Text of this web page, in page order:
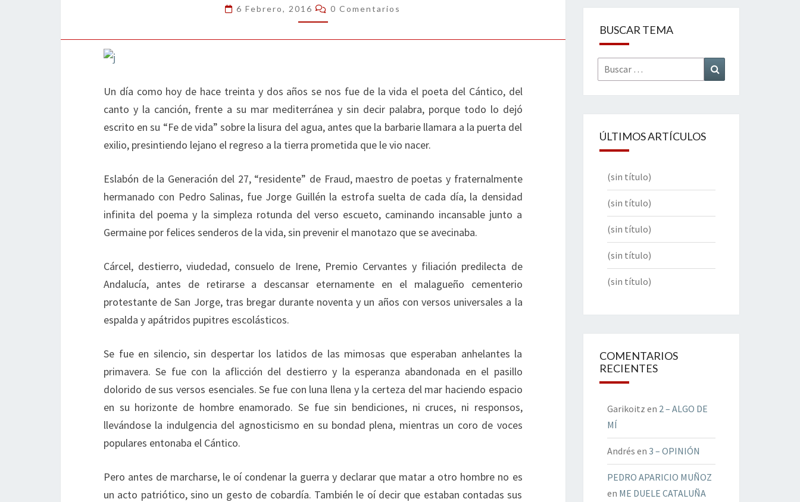
6 Febrero, 2016 Comentarios
0 Comentarios
Un día como hoy de hace treinta y dos años se nos fue de la vida el poeta del Cántico, del
canto y la canción, frente a su mar mediterránea y sin decir palabra, porque todo lo dejó
escrito en su “Fe de vida” sobre la lisura del agua, antes que la barbarie llamara a la puerta del
exilio, presintiendo lejano el regreso a la tierra prometida que le vio nacer.
Eslabón de la Generación del 27, “residente” de Fraud, maestro de poetas y fraternalmente
hermanado con Pedro Salinas, fue Jorge Guillén la estrofa suelta de cada día, la densidad
infinita del poema y la simpleza rotunda del verso escueto, caminando incansable junto a
Germaine por felices senderos de la vida, sin prevenir el manotazo que se avecinaba.
Cárcel, destierro, viudedad, consuelo de Irene, Premio Cervantes y filiación predilecta de
Andalucía, antes de retirarse a descansar eternamente en el malagueño cementerio
protestante de San Jorge, tras bregar durante noventa y un años con versos universales a la
espalda y apátridos pupitres escolásticos.
Se fue en silencio, sin despertar los latidos de las mimosas que esperaban anhelantes la
primavera. Se fue con la aflicción del destierro y la esperanza abandonada en el pasillo
dolorido de sus versos esenciales. Se fue con luna llena y la certeza del mar haciendo espacio
en su horizonte de hombre enamorado. Se fue sin bendiciones, ni cruces, ni responsos,
llevándose la indulgencia del agnosticismo en su bondad plena, mientras un coro de voces
populares entonaba el Cántico.
Pero antes de marcharse, le oí condenar la guerra y declarar que matar a otro hombre no es
un acto patriótico, sino un gesto de cobardía. También le oí decir que estaban contadas sus
BUSCAR TEMA
Buscar
por:
ÚLTIMOS ARTÍCULOS
(sin título)
(sin título)
(sin título)
(sin título)
(sin título)
COMENTARIOS
RECIENTES
Garikoitz en 2 – ALGO DE
MÍ
Andrés en 3 – OPINIÓN
PEDRO APARICIO MUÑOZ
en ME DUELE CATALUÑA